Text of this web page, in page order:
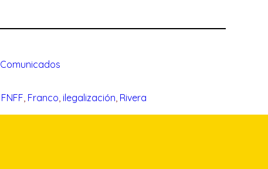
Comunicados
FNFF, Franco, ilegalización, Rivera